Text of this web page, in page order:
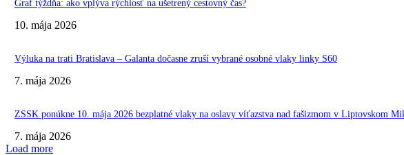
Graf týždňa: ako vplýva rýchlosť na ušetrený cestovný čas?
10. mája 2026
Výluka na trati Bratislava – Galanta dočasne zruší vybrané osobné vlaky linky S60
7. mája 2026
ZSSK ponúkne 10. mája 2026 bezplatné vlaky na oslavy víťazstva nad fašizmom v Liptovskom
7. mája 2026
Load more